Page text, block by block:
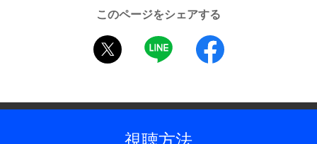
【レギュラー】川後陽菜（乃木坂46）、北野日奈子（乃木
46）、鈴木拓（ドランクドラゴン）、【ゲスト】乃木坂
46・3期生メンバー（伊藤理々杏、岩本蓮加、梅澤美波、
井葉月、山下美月、吉田綾乃クリスティー、与田祐希）
このページをシェアする
twitter
LINE
視聴方法